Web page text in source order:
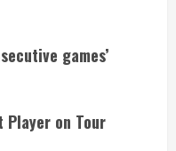
games’
Player on Tour